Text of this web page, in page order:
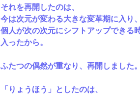
それを再開したのは、
今は次元が変わる大きな変革期に入り、
個人が次の次元にシフトアップできる
入ったから。
ふたつの偶然が重なり、再開しました。
「りょうほう」としたのは、